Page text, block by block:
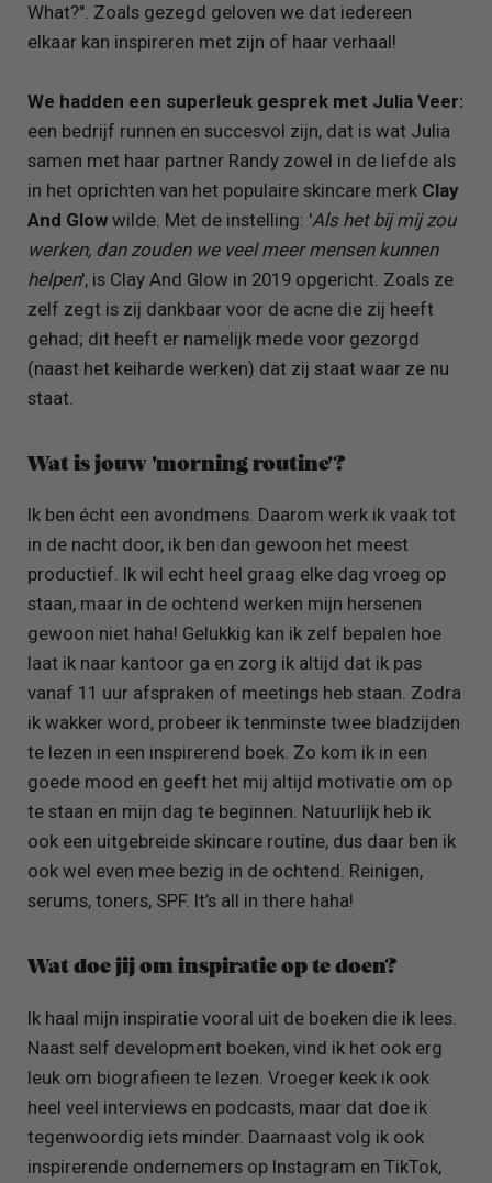
What?". Zoals gezegd geloven we dat iedereen
elkaar kan inspireren met zijn of haar verhaal!
We hadden een superleuk gesprek met Julia Veer:
een bedrijf runnen en succesvol zijn, dat is wat Julia
samen met haar partner Randy zowel in de liefde als
in het oprichten van het populaire skincare merk Clay
And Glow wilde. Met de instelling: 'Als het bij mij zou
werken, dan zouden we veel meer mensen kunnen
helpen', is Clay And Glow in 2019 opgericht. Zoals ze
zelf zegt is zij dankbaar voor de acne die zij heeft
gehad; dit heeft er namelijk mede voor gezorgd
(naast het keiharde werken) dat zij staat waar ze nu
staat.
Wat is jouw 'morning routine'?
Ik ben écht een avondmens. Daarom werk ik vaak tot
in de nacht door, ik ben dan gewoon het meest
productief. Ik wil echt heel graag elke dag vroeg op
staan, maar in de ochtend werken mijn hersenen
gewoon niet haha! Gelukkig kan ik zelf bepalen hoe
laat ik naar kantoor ga en zorg ik altijd dat ik pas
vanaf 11 uur afspraken of meetings heb staan. Zodra
ik wakker word, probeer ik tenminste twee bladzijden
te lezen in een inspirerend boek. Zo kom ik in een
goede mood en geeft het mij altijd motivatie om op
te staan en mijn dag te beginnen. Natuurlijk heb ik
ook een uitgebreide skincare routine, dus daar ben ik
ook wel even mee bezig in de ochtend. Reinigen,
serums, toners, SPF. It’s all in there haha!
Wat doe jij om inspiratie op te doen?
Ik haal mijn inspiratie vooral uit de boeken die ik lees.
Naast self development boeken, vind ik het ook erg
leuk om biografieën te lezen. Vroeger keek ik ook
heel veel interviews en podcasts, maar dat doe ik
tegenwoordig iets minder. Daarnaast volg ik ook
inspirerende ondernemers op Instagram en TikTok,